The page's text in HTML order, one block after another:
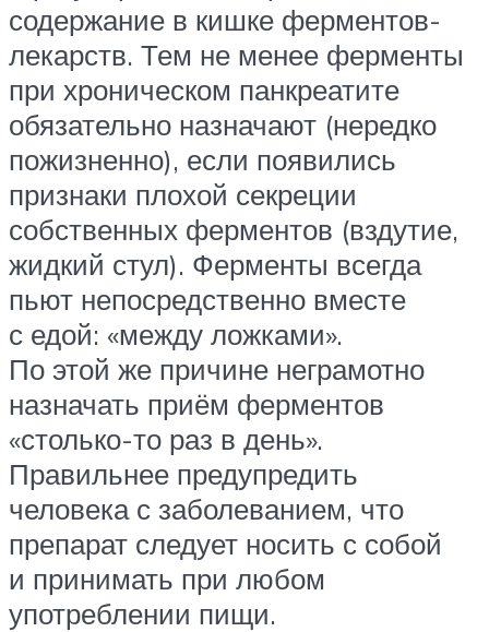
содержание в кишке ферментов-
лекарств. Тем не менее ферменты
при хроническом панкреатите
обязательно назначают (нередко
пожизненно), если появились
признаки плохой секреции
собственных ферментов (вздутие,
жидкий стул). Ферменты всегда
пьют непосредственно вместе
с едой: «между ложками».
По этой же причине неграмотно
назначать приём ферментов
«столько-то раз в день».
Правильнее предупредить
человека с заболеванием, что
препарат следует носить с собой
и принимать при любом
употреблении пищи.